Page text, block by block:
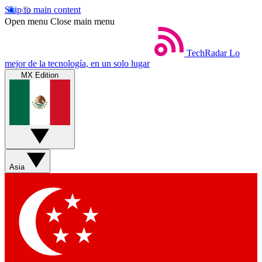
Skip to main content
Open menu Close main menu
TechRadar Lo
mejor de la tecnología, en un solo lugar
MX Edition
Asia